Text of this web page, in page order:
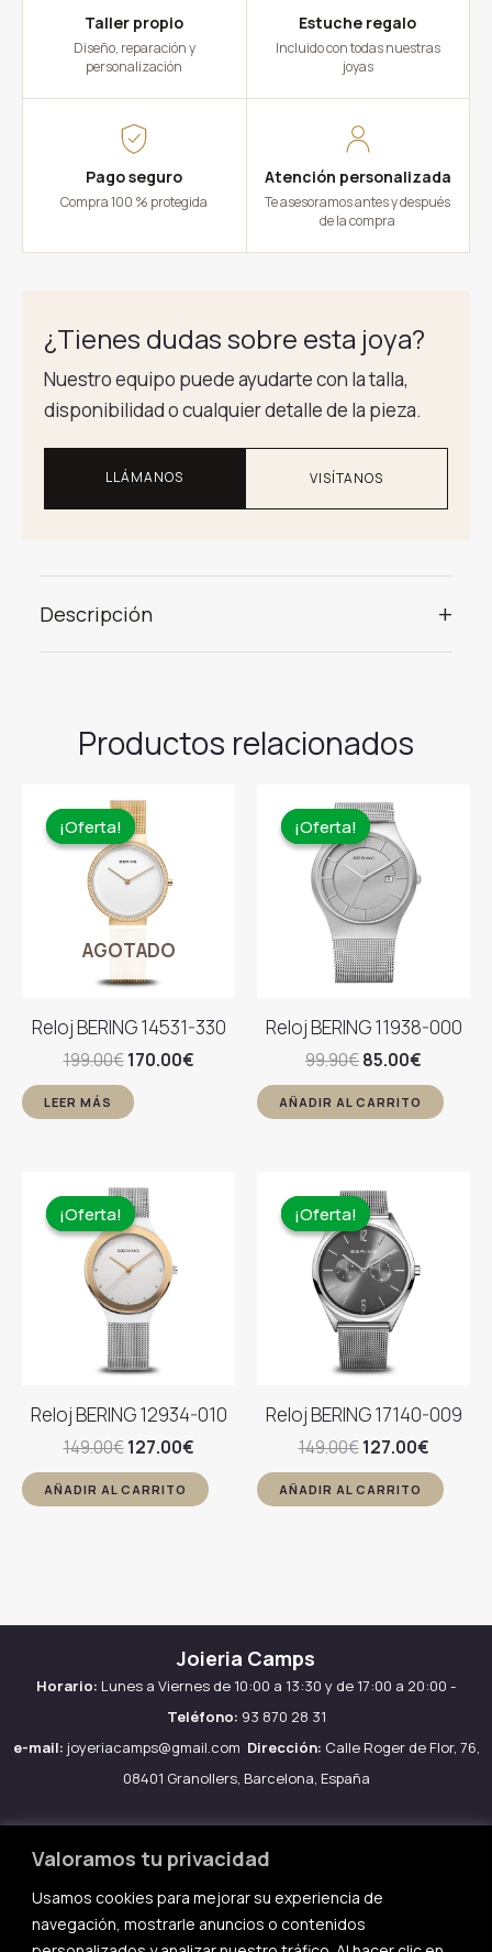
Valoramos tu privacidad
Usamos cookies para mejorar su experiencia de
navegación, mostrarle anuncios o contenidos
Taller propio
Diseño, reparación y
personalización
Estuche regalo
Incluido con todas nuestras
joyas
Pago seguro
Compra 100 % protegida
Atención personalizada
Te asesoramos antes y después
de la compra
¿Tienes dudas sobre esta joya?
Nuestro equipo puede ayudarte con la talla,
disponibilidad o cualquier detalle de la pieza.
LLÁMANOS VISÍTANOS
Descripción +
Productos relacionados
¡Oferta!
AGOTADO
¡Oferta!
Reloj BERING 14531-330
199.00€ El
original
era:
170.00€El
LEER MÁS
¡Oferta!
¡Oferta!
Reloj BERING 11938-000
99.90€El
precio
original
era:
85.00€
precio
actual
es:
AÑADIR AL CARRITO
¡Oferta!
¡Oferta!
Reloj BERING 12934-010
149.00€ El
precio
original
era:
127.00€El
precio
actual
es:
AÑADIR AL CARRITO
¡Oferta!
¡Oferta!
Reloj BERING 17140-009
149.00€ El
precio
original
era:
127.00€El
precio
actual
es:
AÑADIR AL CARRITO
Joieria Camps
Horario: Lunes a Viernes de 10:00 a 13:30 y de 17:00 a 20:00 -
Teléfono: 93 870 28 31
e-mail: joyeriacamps@gmail.com Dirección: Calle Roger de Flor, 76,
08401 Granollers, Barcelona, España
Aviso legal
Política de Cookies